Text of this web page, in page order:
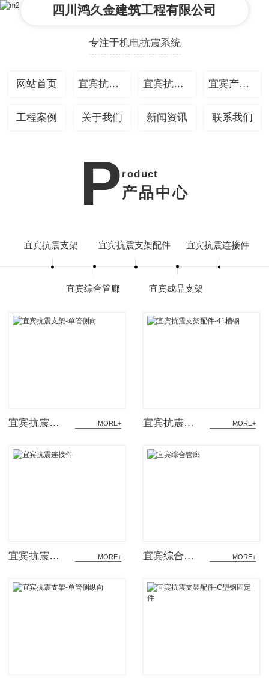
四川鸿久金建筑工程有限公司
专注于机电抗震系统
网站首页 宜宾抗震支架 宜宾抗震支架配件 宜宾产品中心
工程案例 关于我们 新闻资讯 联系我们
Product
产品中心
宜宾抗震支架 宜宾抗震支架配件 宜宾抗震连接件
宜宾综合管廊 宜宾成品支架
宜宾抗震支架-单管侧向 宜宾抗震支架配件-41槽钢
宜宾抗震连接件 宜宾综合管廊